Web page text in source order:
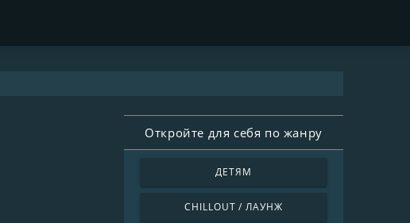
Откройте для себя по жанру
ДЕТЯМ
CHILLOUT / ЛАУНЖ